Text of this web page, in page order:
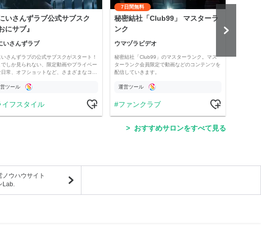
いさんずラブ公式サブスク
にサブ』
いさんずラブ
いさんずラブの公式サブスクがスタート！
でしか見られない、限定動画やプライベー
日常、オフショットなど、さまざまなコ…
ツール
イフスタイル
7日間無料
秘密結社「Club99」 マスターラ
ンク
ウマヅラビデオ
秘密結社「Club99」のマスターランク。マス
ターランク会員限定で動画などのコンテンツを
配信していきます。
運営ツール
ファンクラブ
おすすめサロンをすべて見る
ウハウサイト
Lab.